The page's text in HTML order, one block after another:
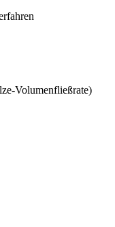
Volumenfließrate)